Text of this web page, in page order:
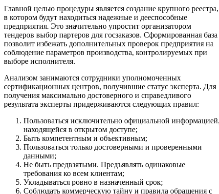
Главной целью процедуры является создание крупного реестра,
в котором будут находиться надежные и дееспособные
предприятия. Это значительно упростит организатором
тендеров выбор партеров для госзаказов. Сформированная база
позволит избежать дополнительных проверок предприятия на
соблюдение параметров производства, контролируемых при
выборе исполнителя.
Анализом занимаются сотрудники уполномоченных
сертификационных центров, получившие статус эксперта. Для
получения максимально достоверного и справедливого
результата эксперты придерживаются следующих правил:
Пользоваться исключительно официальной
находящейся в открытом доступе;
Быть компетентным и объективным;
Пользоваться только достоверными и проверенными
данными;
Не быть предвзятыми. Предъявлять одинаковые
требования ко всем клиентам;
Укладываться ровно в назначенный срок;
Соблюдать коммерческую тайну и правила обращения с